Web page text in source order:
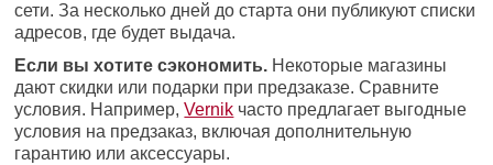
сети. За несколько дней до старта они публикуют списки
адресов, где будет выдача.
Если вы хотите сэкономить. Некоторые магазины
дают скидки или подарки при предзаказе. Сравните
условия. Например,Vernik часто предлагает выгодные
условия на предзаказ, включая дополнительную
гарантию или аксессуары.